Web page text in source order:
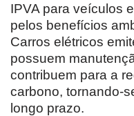
IPVA para veículos
pelos benefícios
Carros elétricos
possuem
contribuem para a
carbono, tornando-
longo prazo.